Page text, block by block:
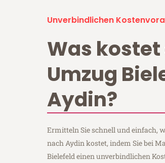
Unverbindlichen
Was kostet
Umzug
Aydin?
Ermitteln Sie schnell und einfach,
nach Aydin kostet, indem Sie bei
Bielefeld einen unverbindlichen